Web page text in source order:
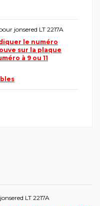
jonsered LT 2217A
le numéro
sur la plaque
à 9 ou 11
LT 2217A